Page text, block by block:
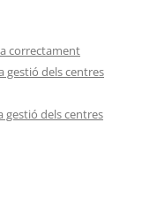
correctament
gestió dels centres
gestió dels centres